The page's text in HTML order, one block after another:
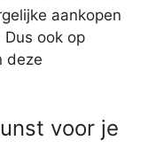
aankopen
ook op
deze
voor je